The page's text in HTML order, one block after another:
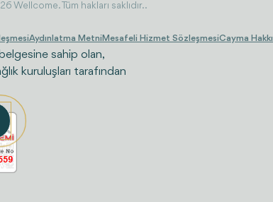
Wellcome. Tüm hakları saklıdır..
Aydınlatma Metni Mesafeli Hizmet SözleşmesiCayma Hakkı
belgesine sahip olan,
kuruluşları tarafından